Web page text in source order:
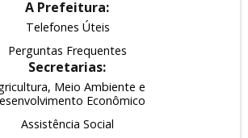
A Prefeitura:
Telefones Úteis
Perguntas Frequentes
Secretarias:
Meio Ambiente e
Econômico
Assistência Social